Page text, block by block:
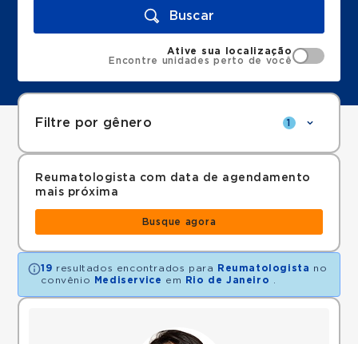
Buscar
Ative sua localização
Encontre unidades perto de você
Filtre por gênero 1
Reumatologista com data de agendamento
mais próxima
Busque agora
19 resultados encontrados para Reumatologista no
convênio
Mediservice em Rio de Janeiro